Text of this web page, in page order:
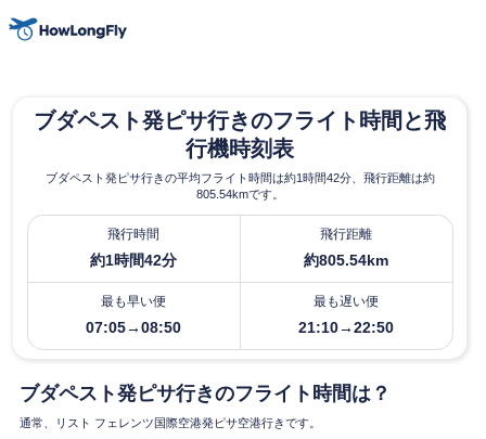
ブダペスト発ピサ行きのフライト時間と飛
行機時刻表
ブダペスト発ピサ行きの平均フライト時間は約1時間42分、飛行距離は約
805.54kmです。
飛行時間
約1時間42分
飛行距離
約805.54km
最も早い便
07:05→08:50
最も遅い便
21:10→22:50
ブダペスト発ピサ行きのフライト時間は？
通常、リスト フェレンツ国際空港発ピサ空港行きです。